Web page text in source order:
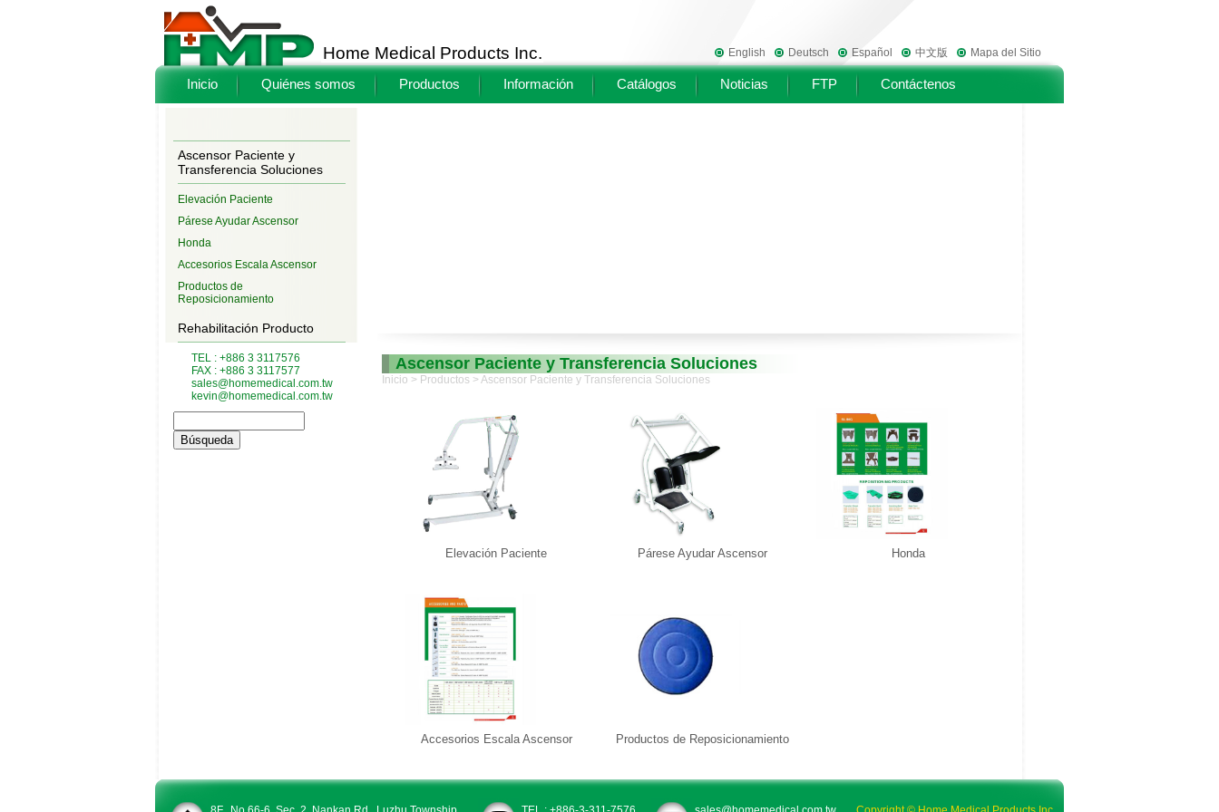
Home Medical Products Inc. English Deutsch Español 中文版 Mapa del Sitio
Inicio Quiénes somos Productos Información Catálogos Noticias FTP Contáctenos
Ascensor Paciente y
Transferencia Soluciones
Elevación Paciente
Párese Ayudar Ascensor
Honda
Accesorios Escala Ascensor
Productos de
Reposicionamiento
Rehabilitación Producto
TEL : +886 3 3117576
FAX : +886 3 3117577
sales@homemedical.com.tw
kevin@homemedical.com.tw
Ascensor Paciente y Transferencia Soluciones
Inicio > Productos > Ascensor Paciente y Transferencia Soluciones
Elevación Paciente Párese Ayudar Ascensor Honda
Accesorios Escala Ascensor Productos de Reposicionamiento